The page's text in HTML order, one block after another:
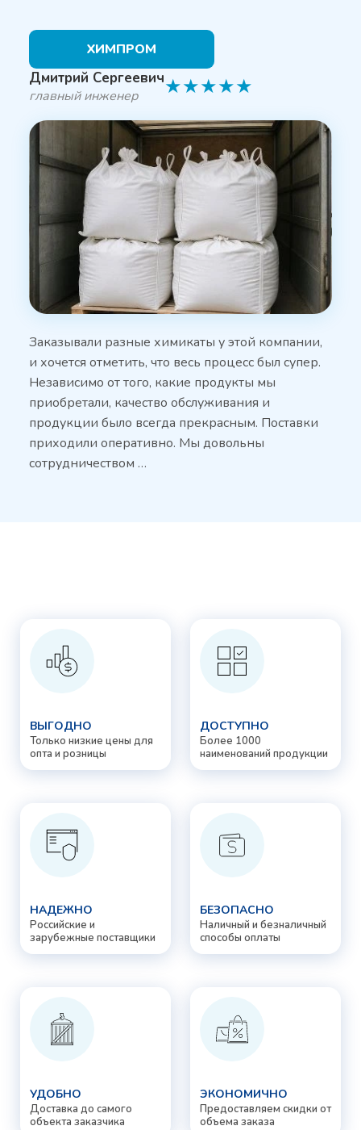
ХИМПРОМ
Дмитрий Сергеевич
главный инженер ★★★★★
Заказывали разные химикаты у этой компании,
и хочется отметить, что весь процесс был супер.
Независимо от того, какие продукты мы
приобретали, качество обслуживания и
продукции было всегда прекрасным. Поставки
приходили оперативно. Мы довольны
сотрудничеством …
ВЫГОДНО
Только низкие цены для
опта и розницы
ДОСТУПНО
Более 1000
наименований продукции
НАДЕЖНО
Российские и
зарубежные поставщики
БЕЗОПАСНО
Наличный и безналичный
способы оплаты
УДОБНО
Доставка до самого
объекта заказчика
ЭКОНОМИЧНО
Предоставляем скидки от
объема заказа